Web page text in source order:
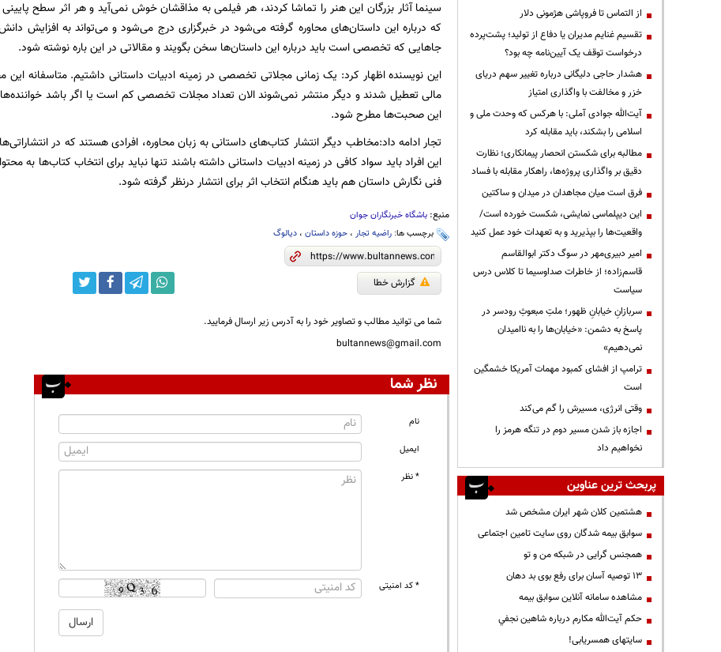
سینما آثار بزرگان این هنر را تماشا کردند، هر فیلمی به مذاقشان خوش نمی‌آید و هر اثر سطح
که درباره این داستان‌های محاوره گرفته می‌شود در خبرگزاری درج می‌شود و می‌تواند به افزایش
جا‌هایی که تخصصی است باید درباره این داستان‌ها سخن بگویند و مقالاتی در این باره نوشته شود.
این نویسنده اظهار کرد: یک زمانی مجلاتی تخصصی در زمینه ادبیات داستانی داشتیم. متاسفانه
مالی تعطیل شدند و دیگر منتشر نمی‌شوند الان تعداد مجلات تخصصی کم است یا اگر باشد
این صحبت‌ها مطرح شود.
تجار ادامه داد:مخاطب دیگر انتشار کتاب‌های داستانی به زبان محاوره، افرادی هستند که در
این افراد باید سواد کافی در زمینه ادبیات داستانی داشته باشند تنها نباید برای انتخاب کتاب‌ها به
فنی نگارش داستان هم باید هنگام انتخاب اثر برای انتشار درنظر گرفته شود.
منبع: باشگاه خبرنگاران جوان
برچسب ها: راضیه تجار، حوزه داستان، دیالوگ‌
گزارش خطا
شما می توانید مطالب و تصاویر خود را به آدرس زیر ارسال فرمایید.
bultannews@gmail.com
نظر شما
نام
ایمیل
* نظر
* کد امنیتی
از التماس تا فروپاشی هژمونی دلار
تقسیم غنایم مدیران یا دفاع از تولید؛ پشت‌پرده
درخواست توقف یک آیین‌نامه چه بود؟
هشدار حاجی دلیگانی درباره تغییر سهم دریای
خزر و مخالفت با واگذاری امتیاز
آیت‌الله جوادی آملی: با هرکس که وحدت ملی و
اسلامی را بشکند، باید مقابله کرد
مطالبه برای شکستن انحصار پیمانکاری؛ نظارت
دقیق بر واگذاری پروژه‌ها، راهکار مقابله با فساد
فرق است میان مجاهدان در میدان و ساکتین
این دیپلماسی نمایشی، شکست خورده است/
واقعیت‌ها را بپذیرید و به تعهدات خود عمل کنید
امیر دبیری‌مهر در سوگ دکتر ابوالقاسم
قاسم‌زاده؛ از خاطرات صداوسیما تا کلاس درس
سیاست
سربازانِ خیابانِ ظهور؛ ملتِ مبعوثِ رودسر در
پاسخ به دشمن: «خیابان‌ها را به ناامیدان
نمی‌دهیم»
ترامپ از افشای کمبود مهمات آمریکا خشمگین
است
وقتی انرژی، مسیرش را گم می‌کند
اجازه باز شدن مسیر دوم در تنگه هرمز را
نخواهیم داد
پربحث ترین عناوین
هشتمین کلان شهر ایران مشخص شد
سوابق بیمه شدگان روی سایت تامین اجتماعی
همجنس گرایی در شبکه من و تو
13 توصیه آسان برای رفع بوی بد دهان
مشاهده سامانه آنلاين سوابق بیمه
حكم آيت‌الله مكارم درباره شاهين نجفي
سایتهای همسریابی!